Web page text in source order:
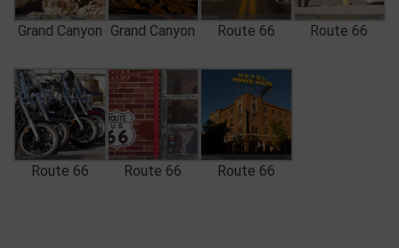
Grand Canyon Grand Canyon Route 66 Route 66
Route 66 Route 66 Route 66